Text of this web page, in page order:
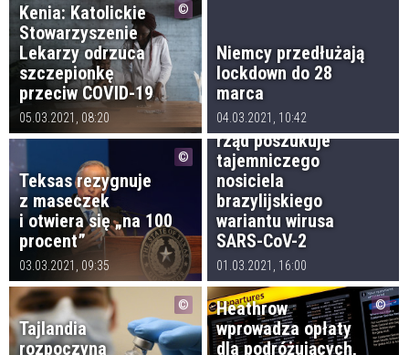
Kenia: Katolickie
Stowarzyszenie
Lekarzy odrzuca
szczepionkę
przeciw COVID-19
05.03.2021, 08:20
Niemcy przedłużają
lockdown do 28
marca
04.03.2021, 10:42
Teksas rezygnuje
z maseczek
i otwiera się „na 100
procent”
03.03.2021, 09:35
Wielka Brytania:
rząd poszukuje
tajemniczego
nosiciela
brazylijskiego
wariantu wirusa
SARS-CoV-2
01.03.2021, 16:00
Tajlandia
rozpoczyna
Heathrow
wprowadza opłaty
dla podróżujących,